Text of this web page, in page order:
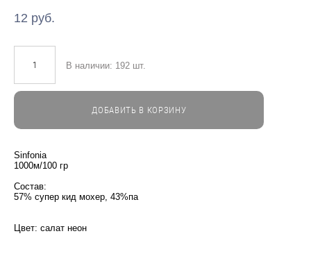
12 pуб.
В наличии: 192 шт.
ДОБАВИТЬ В КОРЗИНУ
Sinfonia
1000м/100 гр
Состав:
57% супер кид мохер, 43%па
Цвет: салат неон